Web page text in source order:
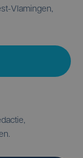
Vlamingen,